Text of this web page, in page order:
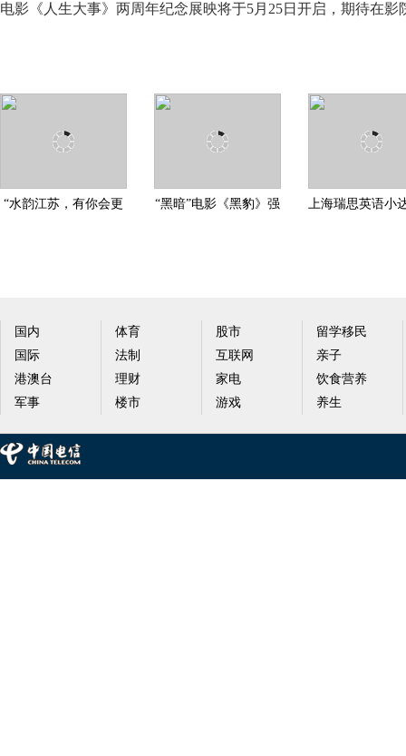
电影《人生大事》两周年纪念展映将于5月25日开启，期待在影
“水韵江苏，有你会更
“黑暗”电影《黑豹》强
上海瑞思英语小
国内
国际
港澳台
军事
体育
法制
理财
楼市
股市
互联网
家电
游戏
留学移民
亲子
饮食营养
养生